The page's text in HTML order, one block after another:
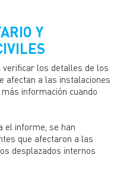
Y
los detalles de los
afectan a las instalaciones
información cuando
el informe, se han
que afectaron a las
desplazados internos